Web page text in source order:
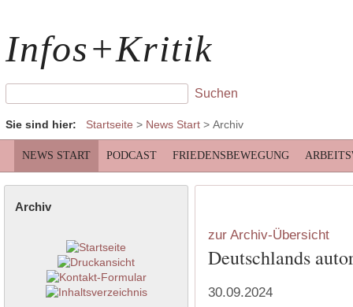
Infos+Kritik
Sie sind hier: Startseite > News Start > Archiv
NEWS START PODCAST FRIEDENSBEWEGUNG
Archiv
zur Archiv-Übersicht
Deutschlands
30.09.2024